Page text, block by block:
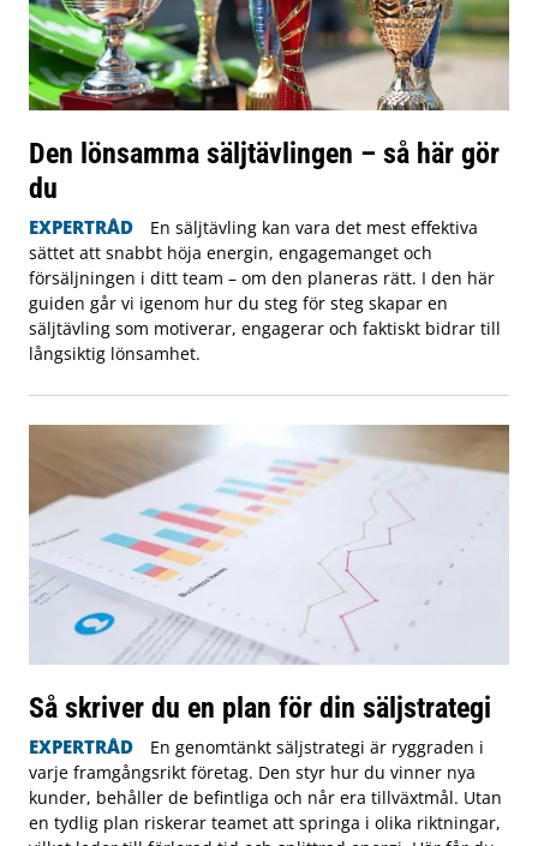
Den lönsamma säljtävlingen – så här gör
du
EXPERTRÅD
En säljtävling kan vara det mest effektiva
sättet att snabbt höja energin, engagemanget och
försäljningen i ditt team – om den planeras rätt. I den här
guiden går vi igenom hur du steg för steg skapar en
säljtävling som motiverar, engagerar och faktiskt bidrar till
långsiktig lönsamhet.
Så skriver du en plan för din säljstrategi
EXPERTRÅD
En genomtänkt säljstrategi är ryggraden i
varje framgångsrikt företag. Den styr hur du vinner nya
kunder, behåller de befintliga och når era tillväxtmål. Utan
en tydlig plan riskerar teamet att springa i olika riktningar,